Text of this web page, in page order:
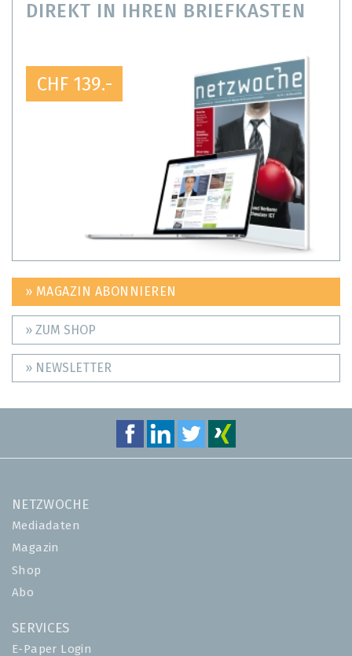
DIREKT IN IHREN BRIEFKASTEN
CHF 139.-
» MAGAZIN ABONNIEREN
» ZUM SHOP
» NEWSLETTER
NETZWOCHE
Mediadaten
Magazin
Shop
Abo
SERVICES
E-Paper Login